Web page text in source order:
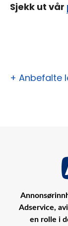
Sjekk ut vår
+ Anbefalte
Adservice,
en rolle i